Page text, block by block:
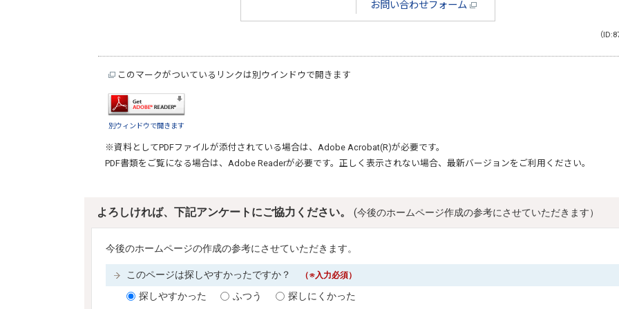
お問い合わせフォーム
（
このマークがついているリンクは別ウインドウで開きます
別ウィンドウで開きます
※資料としてPDFファイルが添付されている場合は、 Adobe Acrobat(R)が必要です。
PDF書類をご覧になる場合は、 Adobe Readerが必要です。正しく表示されない場合、最新バージョンをご利用ください。